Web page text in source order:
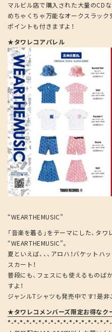
マルビル店で購入された大量のCD
めちゃくちゃ万能なオークスラック
ポイントも付きますよ！
★タワレコアパレル
“WEARTHEMUSIC”
「音楽を着る」をテーマにした、タ
“WEARTHEMUSIC”。
夏といえば、、、アロハ！バケットハ
スカート！
普段にも、フェスにも使えるものば
すよ！
ジャンルTシャツも発売中です！是非
★タワレコメンバーズ限定お得なク
*-*-*-*-*-*-*-*-*-*-*-*-*-*-*-*-